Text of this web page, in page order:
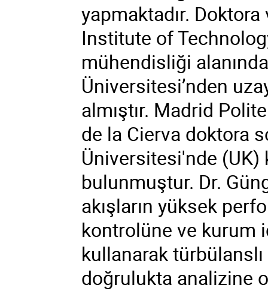
yapmaktadır.
Institute of
mühendisliği
Üniversitesi’nden
almıştır. Madrid
de la Cierva doktora
Üniversitesi'nde
bulunmuştur. Dr.
akışların yüksek
kontrolüne ve kurum
kullanarak
doğrulukta analizine